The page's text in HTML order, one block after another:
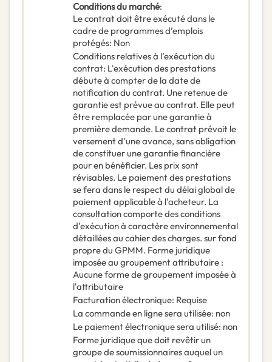
Conditions du marché:
Le contrat doit être exécuté dans le
cadre de programmes d’emplois
protégés: Non
Conditions relatives à l’exécution du
contrat: L'exécution des prestations
débute à compter de la date de
notification du contrat. Une retenue de
garantie est prévue au contrat. Elle peut
être remplacée par une garantie à
première demande. Le contrat prévoit le
versement d'une avance, sans obligation
de constituer une garantie financière
pour en bénéficier. Les prix sont
révisables. Le paiement des prestations
se fera dans le respect du délai global de
paiement applicable à l'acheteur. La
consultation comporte des conditions
d'exécution à caractère environnemental
détaillées au cahier des charges. sur fond
propre du GPMM. Forme juridique
imposée au groupement attributaire :
Aucune forme de groupement imposée à
l'attributaire
Facturation électronique: Requise
La commande en ligne sera utilisée: non
Le paiement électronique sera utilisé: non
Forme juridique que doit revêtir un
groupe de soumissionnaires auquel un